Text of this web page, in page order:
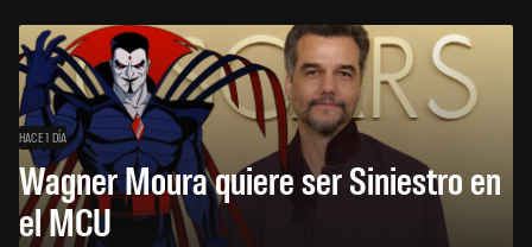
HACE 1 DÍA
Wagner Moura quiere ser Siniestro en
el MCU